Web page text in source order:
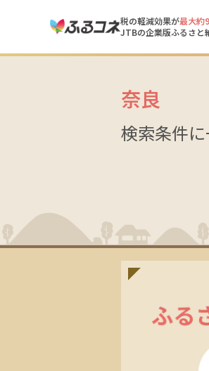
税の軽減効果が最大約
JTBの企業版ふるさと
奈良
検索条件